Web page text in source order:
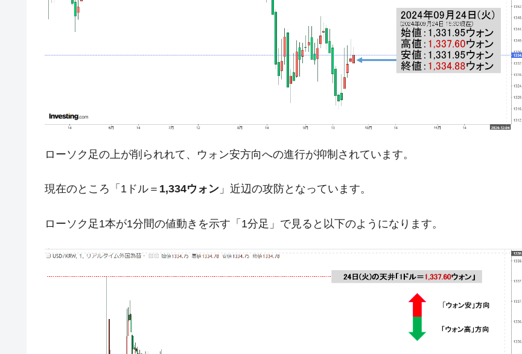
『Money1』
韓国型イージス搭載の次世代駆逐艦「KDDX」1番艦、2032年竣工と公示
【対日本円】ウォン安が急進！ 日米の協調に韓国がいっちょがみしたのでは。
韓国政府『BYD』車への補助金を全廃 ⇒ 実は韓国で『BYD』車は売れている。6カ月で対前年同期比
『Money1』
在韓米国大使スティールが着韓！⇒ さっそく空港に詰めかけ「出て行け！」「極右勢力」のプラカー
『Money1』 韓国政府「2035年までに18.4GW規模のAIデータセンター整備」⇒ だから無理だってば。
『Money1』 韓国政府「ニセＫ-ブランドを通報しようキャンペーン」⇒ あの名物教授も登場！
米国下院「韓国の公務員個人をターゲットにぶん殴る法案」提出！⇒ クーパン問題は合衆国企業に対
韓国半導体『SKハイニックス』2026年2Qの業績「史上最高益」当期純利益は前年同期比13.4倍に。
ローソク足の上が削られれて、ウォン安方向への進行が抑制されています。
現在のところ「1ドル＝ 1,334ウォン 」近辺の攻防となっています。
ローソク足1本が1分間の値動きを示す「1分足」で見ると以下のようになります。